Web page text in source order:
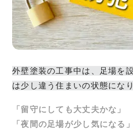
外壁塗装の工事中は、足場を
は少し違う住まいの状態になり
「留守にしても大丈夫かな」
「夜間の足場が少し気になる」